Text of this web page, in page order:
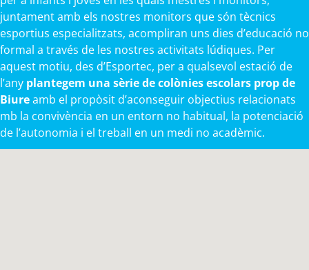
juntament amb els nostres monitors que són tècnics
esportius especialitzats, acompliran uns dies d’educació no
formal a través de les nostres activitats lúdiques. Per
aquest motiu, des d’Esportec, per a qualsevol estació de
l’any plantegem una sèrie de colònies escolars prop de
Biureamb el propòsit d’aconseguir objectius relacionats
mb la convivència en un entorn no habitual, la potenciació
de l’autonomia i el treball en un medi no acadèmic.